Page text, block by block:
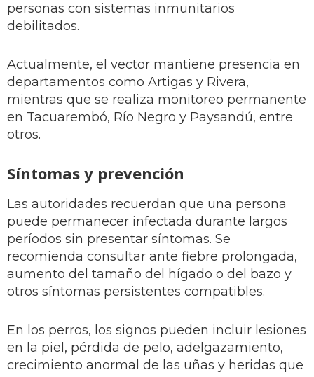
personas con sistemas inmunitarios
debilitados.
Actualmente, el vector mantiene presencia en
departamentos como Artigas y Rivera,
mientras que se realiza monitoreo permanente
en Tacuarembó, Río Negro y Paysandú, entre
otros.
Síntomas y prevención
Las autoridades recuerdan que una persona
puede permanecer infectada durante largos
períodos sin presentar síntomas. Se
recomienda consultar ante fiebre prolongada,
aumento del tamaño del hígado o del bazo y
otros síntomas persistentes compatibles.
En los perros, los signos pueden incluir lesiones
en la piel, pérdida de pelo, adelgazamiento,
crecimiento anormal de las uñas y heridas que